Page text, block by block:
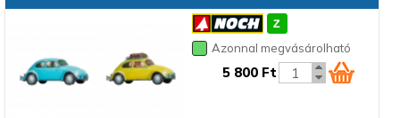
Azonnal megvásárolható
5 800 Ft